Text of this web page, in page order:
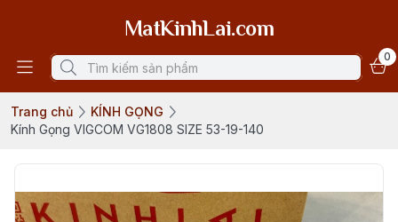
MatKinhLai.com
0
Trang chủ
KÍNH GỌNG
Kính Gọng VIGCOM VG1808 SIZE 53-19-140